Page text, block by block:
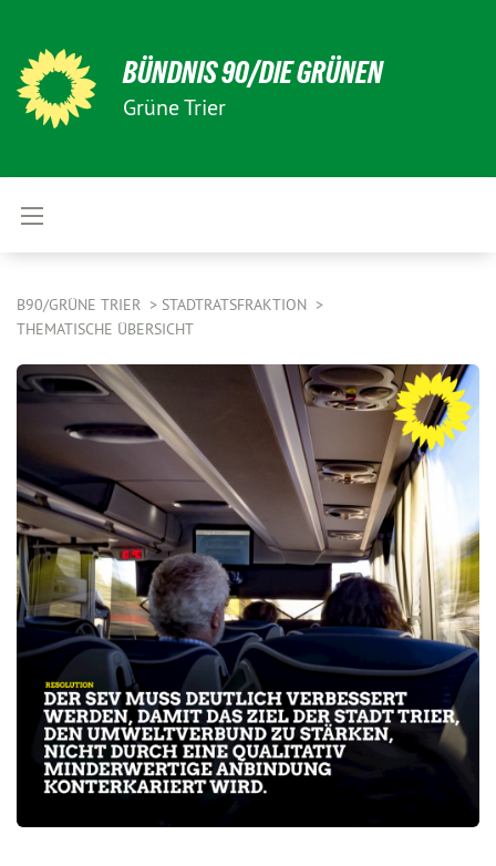
BÜNDNIS 90/DIE GRÜNEN
Grüne Trier
B90/GRÜNE TRIER
STADTRATSFRAKTION
THEMATISCHE ÜBERSICHT